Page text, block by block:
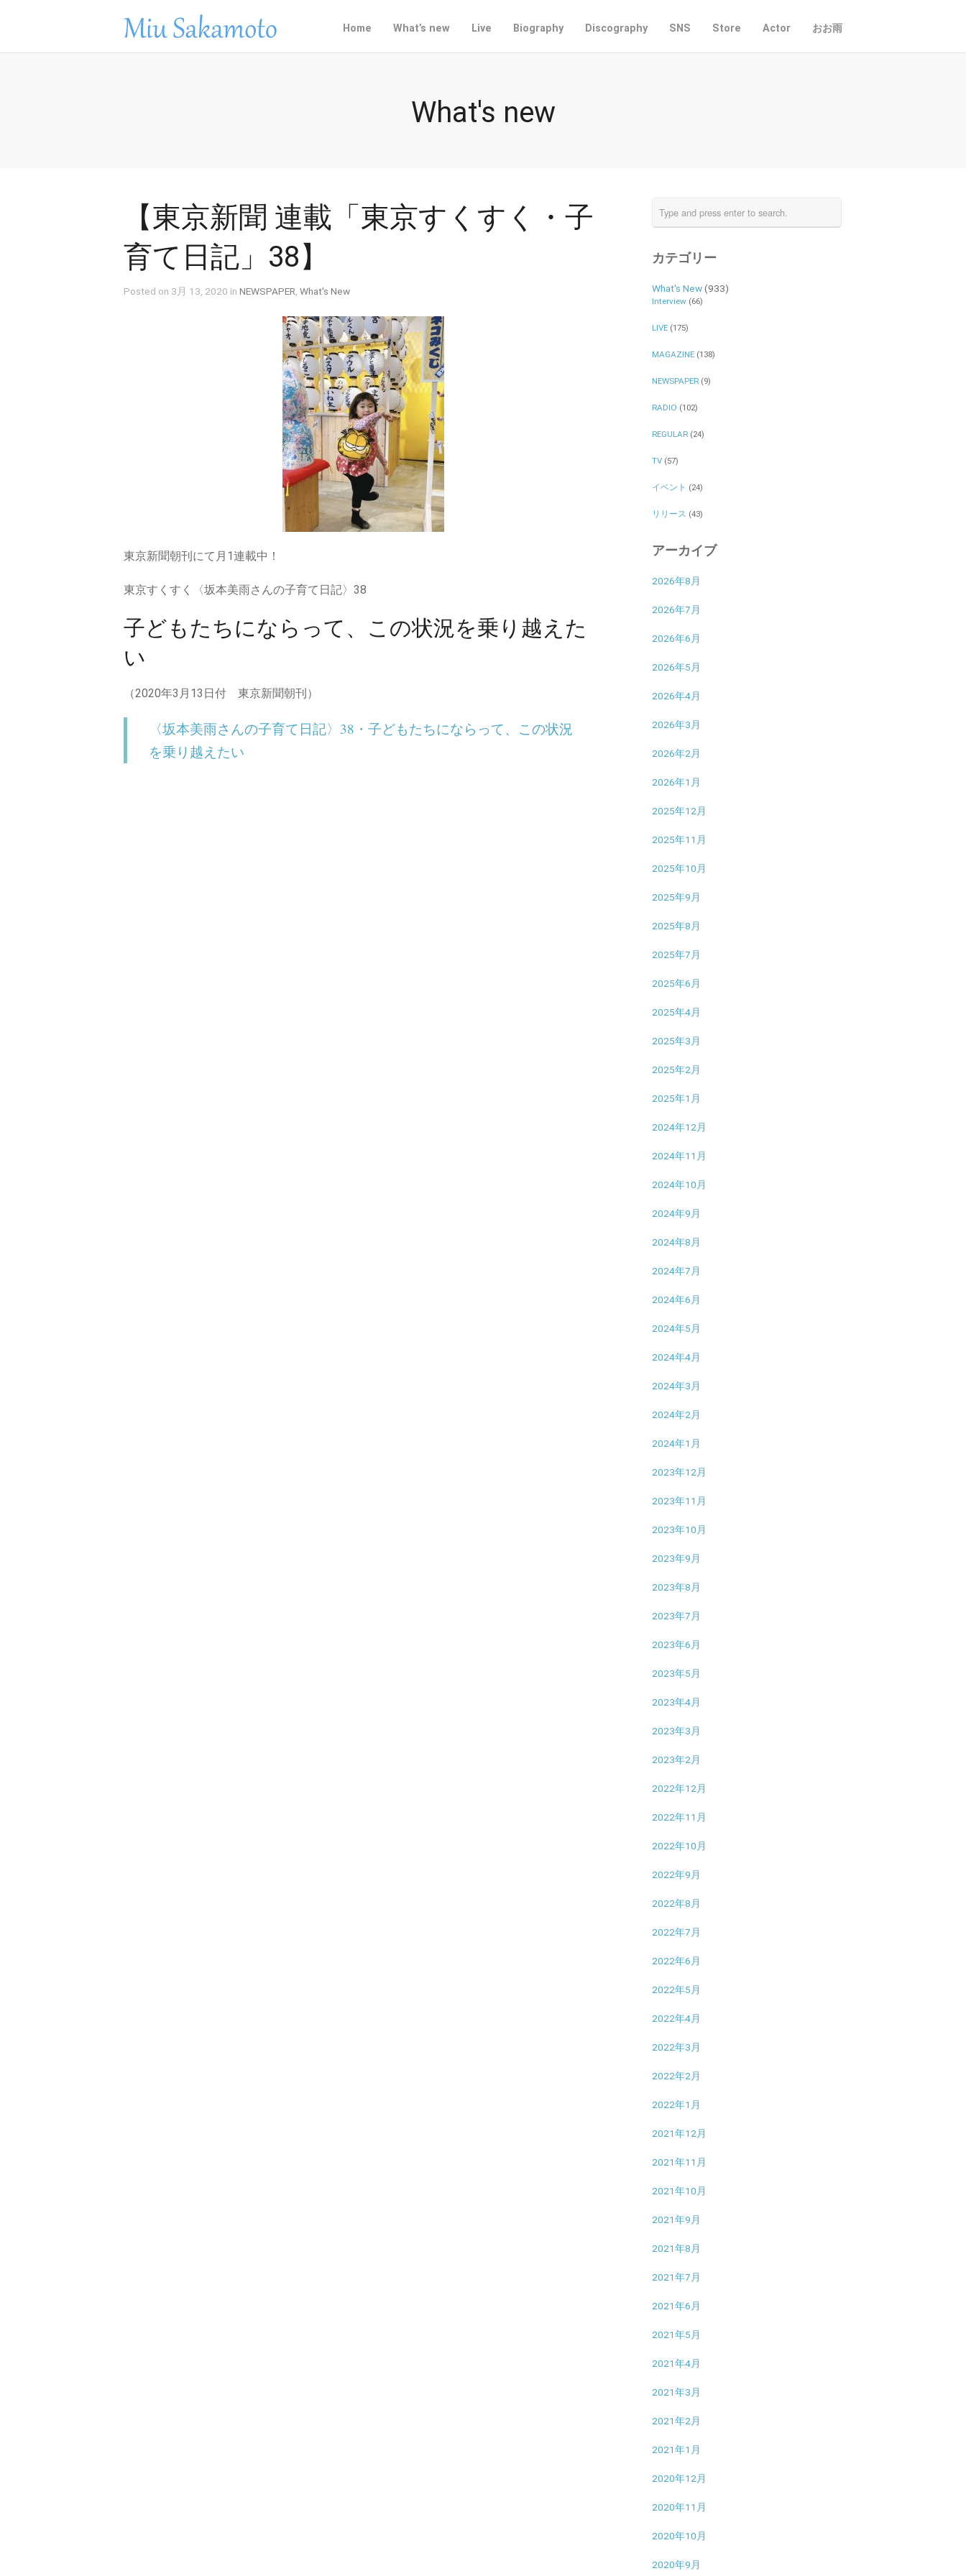
Home What’s new Live Biography Discography SNS Store Actor おお雨
What's new
【東京新聞 連載「東京すくすく・子
育て日記」38】
Posted on 3月 13, 2020 in NEWSPAPER What's New
東京新聞朝刊にて月1連載中！
東京すくすく〈坂本美雨さんの子育て日記〉38
子どもたちにならって、この状況を乗り越えた
い
（2020年3月13日付 東京新聞朝刊）
〈坂本美雨さんの子育て日記〉38・子どもたちにならって、この状況
を乗り越えたい
カテゴリー
What's New(933)
Interview (66)
LIVE (175)
MAGAZINE (138)
NEWSPAPER (9)
RADIO (102)
REGULAR (24)
TV (57)
イベント (24)
リリース (43)
アーカイブ
2026年8月
2026年7月
2026年6月
2026年5月
2026年4月
2026年3月
2026年2月
2026年1月
2025年12月
2025年11月
2025年10月
2025年9月
2025年8月
2025年7月
2025年6月
2025年4月
2025年3月
2025年2月
2025年1月
2024年12月
2024年11月
2024年10月
2024年9月
2024年8月
2024年7月
2024年6月
2024年5月
2024年4月
2024年3月
2024年2月
2024年1月
2023年12月
2023年11月
2023年10月
2023年9月
2023年8月
2023年7月
2023年6月
2023年5月
2023年4月
2023年3月
2023年2月
2022年12月
2022年11月
2022年10月
2022年9月
2022年8月
2022年7月
2022年6月
2022年5月
2022年4月
2022年3月
2022年2月
2022年1月
2021年12月
2021年11月
2021年10月
2021年9月
2021年8月
2021年7月
2021年6月
2021年5月
2021年4月
2021年3月
2021年2月
2021年1月
2020年12月
2020年11月
2020年10月
2020年9月